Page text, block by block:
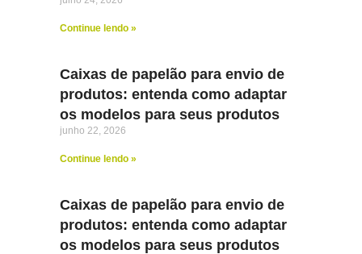
Continue lendo »
Caixas de papelão para envio de
produtos: entenda como adaptar
os modelos para seus produtos
junho 22, 2026
Continue lendo »
Caixas de papelão para envio de
produtos: entenda como adaptar
os modelos para seus produtos